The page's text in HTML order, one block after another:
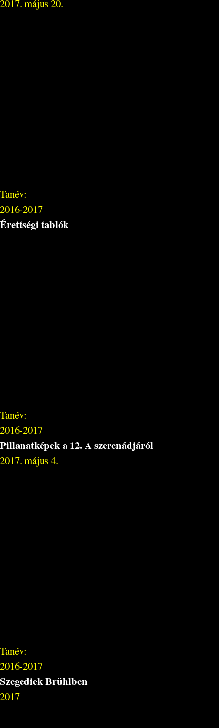
2017. május 20.
Tanév:
2016-2017
Érettségi tablók
Tanév:
2016-2017
Pillanatképek a 12. A szerenádjáról
2017. május 4.
Tanév:
2016-2017
Szegediek Brühlben
2017